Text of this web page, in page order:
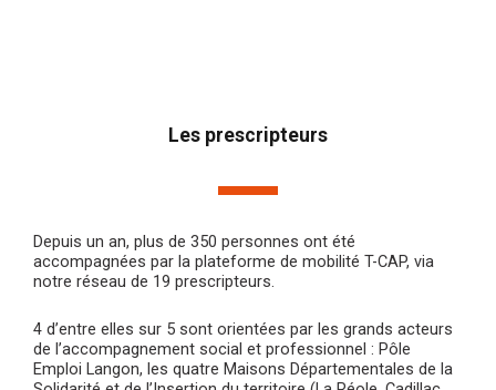
Les prescripteurs
Depuis un an, plus de 350 personnes ont été
accompagnées par la plateforme de mobilité T-CAP, via
notre réseau de 19 prescripteurs.
4 d’entre elles sur 5 sont orientées par les grands acteurs
de l’accompagnement social et professionnel : Pôle
Emploi Langon, les quatre Maisons Départementales de la